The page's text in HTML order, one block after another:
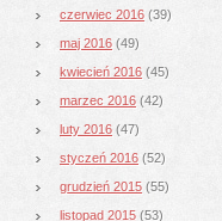
czerwiec 2016 (39)
maj 2016 (49)
kwiecień 2016 (45)
marzec 2016 (42)
luty 2016 (47)
styczeń 2016 (52)
grudzień 2015 (55)
listopad 2015 (53)